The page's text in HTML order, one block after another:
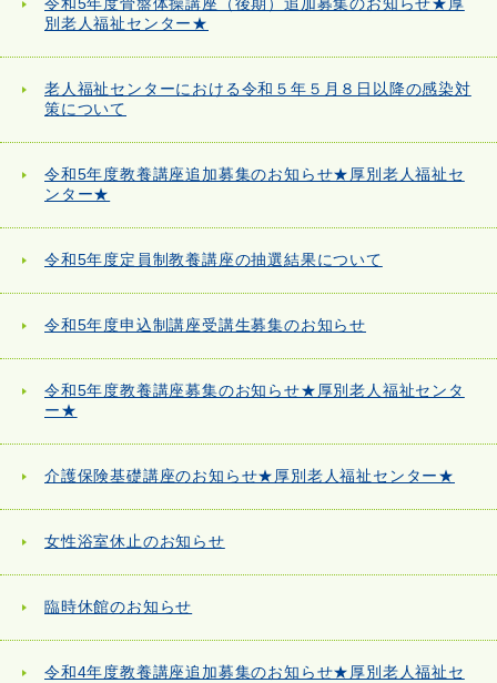
令和5年度骨盤体操講座（後期）追加募集のお知らせ★厚
別老人福祉センター★
老人福祉センターにおける令和５年５月８日以降の感染対
策について
令和5年度教養講座追加募集のお知らせ★厚別老人福祉セ
ンター★
令和5年度定員制教養講座の抽選結果について
令和5年度申込制講座受講生募集のお知らせ
令和5年度教養講座募集のお知らせ★厚別老人福祉センタ
ー★
介護保険基礎講座のお知らせ★厚別老人福祉センター★
女性浴室休止のお知らせ
臨時休館のお知らせ
令和4年度教養講座追加募集のお知らせ★厚別老人福祉セ